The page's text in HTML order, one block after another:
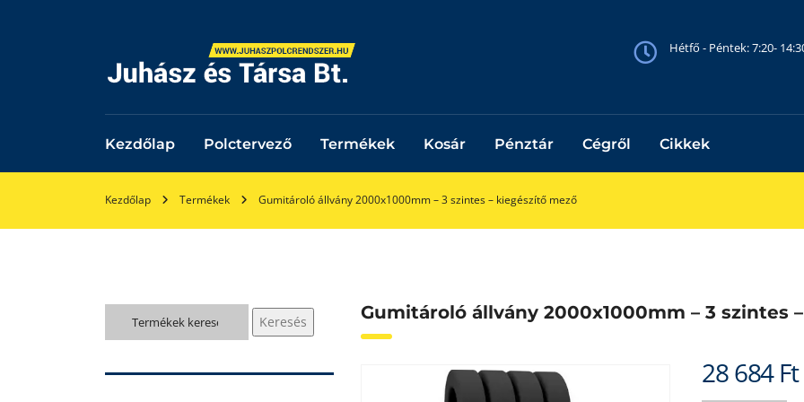
Hétfő - Péntek: 7:20-
Kezdőlap Polctervező Termékek Kosár Pénztár Cégről Cikkek
Kezdőlap Termékek Gumitároló állvány 2000x1000mm – 3 szintes – kiegészítő mező
Gumitároló állvány 2000x1000mm – 3 szintes
28 684Ft
Keresés
a
Keresés